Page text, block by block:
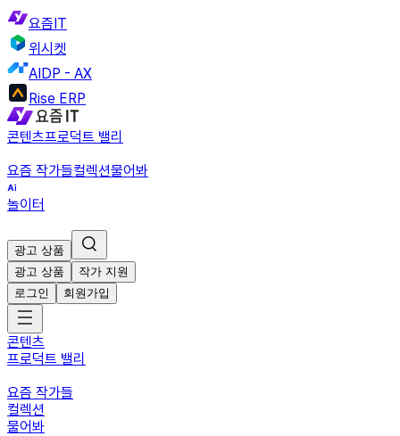
요즘IT
위시켓
AIDP - AX
Rise ERP
콘텐츠프로덕트 밸리
요즘 작가들컬렉션물어봐
놀이터
광고 상품
광고 상품
작가 지원
로그인
회원가입
콘텐츠
프로덕트 밸리
요즘 작가들
컬렉션
물어봐